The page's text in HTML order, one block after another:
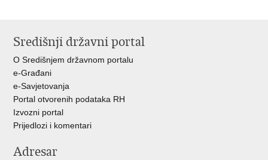
Središnji državni portal
O Središnjem državnom portalu
e-Građani
e-Savjetovanja
Portal otvorenih podataka RH
Izvozni portal
Prijedlozi i komentari
Adresar